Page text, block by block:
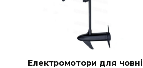
Електромотори для